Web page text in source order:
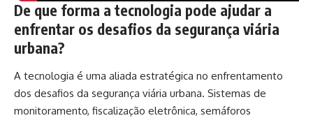
De que forma a tecnologia pode ajudar a
enfrentar os desafios da segurança viária
urbana?
A tecnologia é uma aliada estratégica no enfrentamento
dos desafios da segurança viária urbana. Sistemas de
monitoramento, fiscalização eletrônica, semáforos